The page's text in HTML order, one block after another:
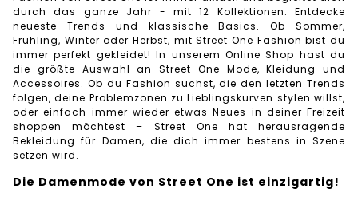
durch das ganze Jahr - mit 12 Kollektionen. Entdecke
neueste Trends und klassische Basics. Ob Sommer,
Frühling, Winter oder Herbst, mit Street One Fashion bist du
immer perfekt gekleidet! In unserem Online Shop hast du
die größte Auswahl an Street One Mode, Kleidung und
Accessoires. Ob du Fashion suchst, die den letzten Trends
folgen, deine Problemzonen zu Lieblingskurven stylen willst,
oder einfach immer wieder etwas Neues in deiner Freizeit
shoppen möchtest – Street One hat herausragende
Bekleidung für Damen, die dich immer bestens in Szene
setzen wird.
Die Damenmode von Street One ist einzigartig!